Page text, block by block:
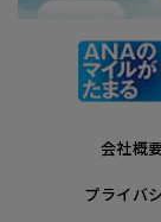
会社概
プライバ